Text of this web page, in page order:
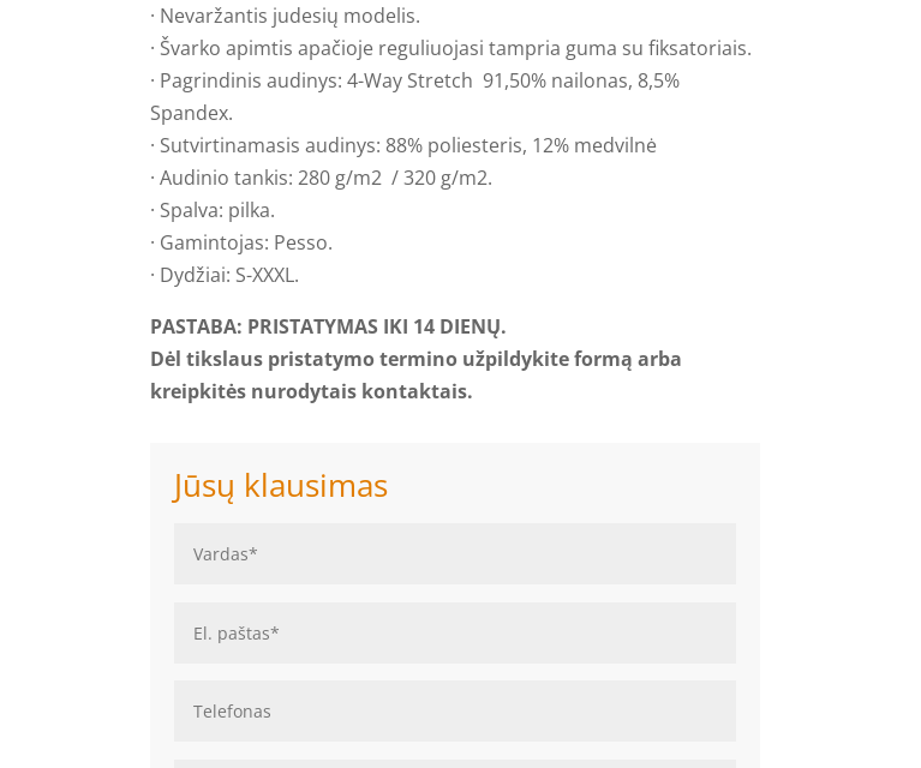
· Nevaržantis judesių modelis.
· Švarko apimtis apačioje reguliuojasi tampria guma su fiksatoriais.
· Pagrindinis audinys: 4-Way Stretch 91,50% nailonas, 8,5%
Spandex.
· Sutvirtinamasis audinys: 88% poliesteris, 12% medvilnė
· Audinio tankis: 280 g/m2 / 320 g/m2.
· Spalva: pilka.
· Gamintojas: Pesso.
· Dydžiai: S-XXXL.
PASTABA: PRISTATYMAS IKI 14 DIENŲ.
Dėl tikslaus pristatymo termino užpildykite formą arba
kreipkitės nurodytais kontaktais.
Jūsų klausimas